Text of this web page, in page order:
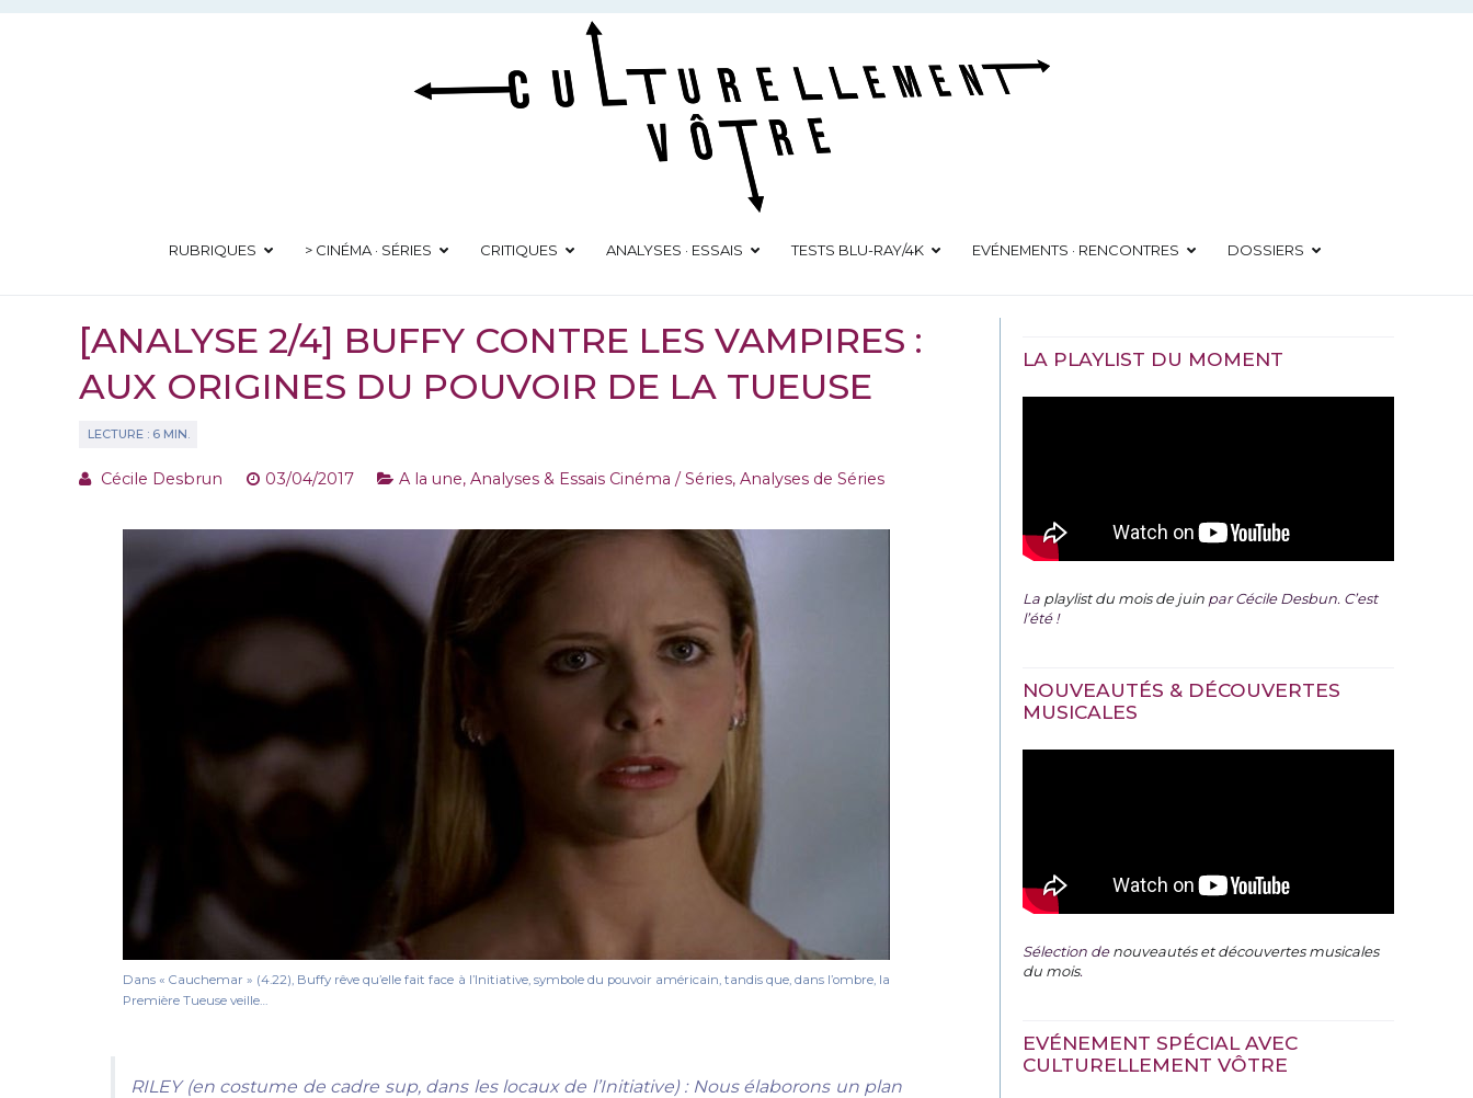
Aller
Culturellement Vôtre
RUBRIQUES > CINÉMA · SÉRIES CRITIQUES ANALYSES · ESSAIS TESTS BLU-RAY/4K EVÉNEMENTS · RENCONTRES DOSSIERS
[ANALYSE 2/4] BUFFY CONTRE LES VAMPIRES :
AUX ORIGINES DU POUVOIR DE LA TUEUSE
Cécile Desbrun 03/04/2017 A la une,Analyses & Essais Cinéma / Séries,Analyses de Séries
Dans « Cauchemar » (4.22), Buffy rêve qu’elle fait face à l’Initiative, symbole du pouvoir américain, tandis que, dans l’ombre, la
Première Tueuse veille…
RILEY (en costume de cadre sup, dans les locaux de l’Initiative): Nous élaborons un plan
LA PLAYLIST DU MOMENT
La playlist du mois de juin par Cécile Desbun. C’est
l’été !
NOUVEAUTÉS & DÉCOUVERTES
MUSICALES
Sélection denouveautés et découvertes musicales
du mois.
EVÉNEMENT SPÉCIAL AVEC
CULTURELLEMENT VÔTRE